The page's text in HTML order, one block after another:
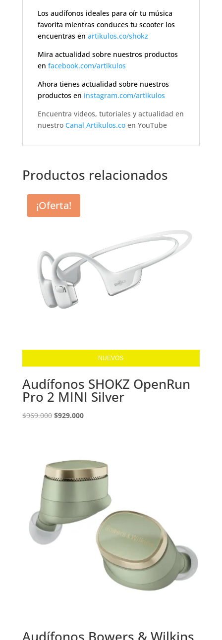
Los audífonos ideales para oír tu música
favorita mientras conduces tu scooter los
encuentras en artikulos.co/shokz
Mira actualidad sobre nuestros productos
en facebook.com/artikulos
Ahora tienes actualidad sobre nuestros
productos en instagram.com/artikulos
Encuentra videos, tutoriales y actualidad en
nuestro Canal Artikulos.coen YouTube
Productos relacionados
¡Oferta!
NUEVOS
Audífonos SHOKZ OpenRun
Pro 2 MINI Silver
$969.000 El
$969.000.
$929.000El
$929.000.
Audífonos Bowers & Wilkins